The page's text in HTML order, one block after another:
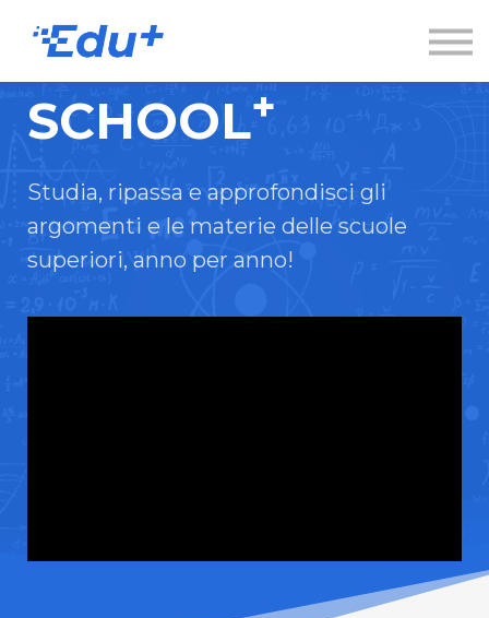
Accedi
Registrati
SCHOOL+
Studia, ripassa e approfondisci gli
argomenti e le materie delle scuole
superiori, anno per anno!